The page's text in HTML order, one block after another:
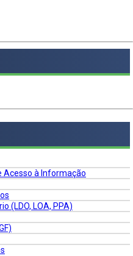
Acesso à Informação
(LDO, LOA, PPA)